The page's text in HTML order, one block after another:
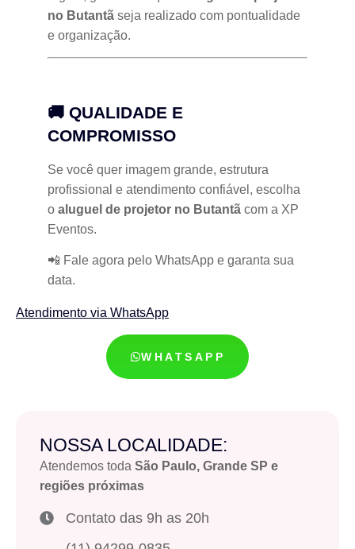
no Butantã seja realizado com pontualidade
e organização.
🚚 QUALIDADE E
COMPROMISSO
Se você quer imagem grande, estrutura
profissional e atendimento confiável, escolha
o aluguel de projetor no Butantã com a XP
Eventos.
📲 Fale agora pelo WhatsApp e garanta sua
data.
Atendimento via WhatsApp
WHATSAPP
NOSSA LOCALIDADE:
Atendemos toda São Paulo, Grande SP e
regiões próximas
Contato das 9h as 20h